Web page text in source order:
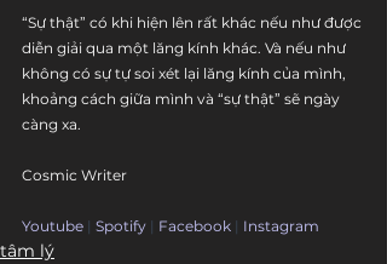
“Sự thật” có khi hiện lên rất khác nếu như được
diễn giải qua một lăng kính khác. Và nếu như
không có sự tự soi xét lại lăng kính của mình,
khoảng cách giữa mình và “sự thật” sẽ ngày
càng xa.
Cosmic Writer
Youtube | Spotify | Facebook | Instagram
tâm lý